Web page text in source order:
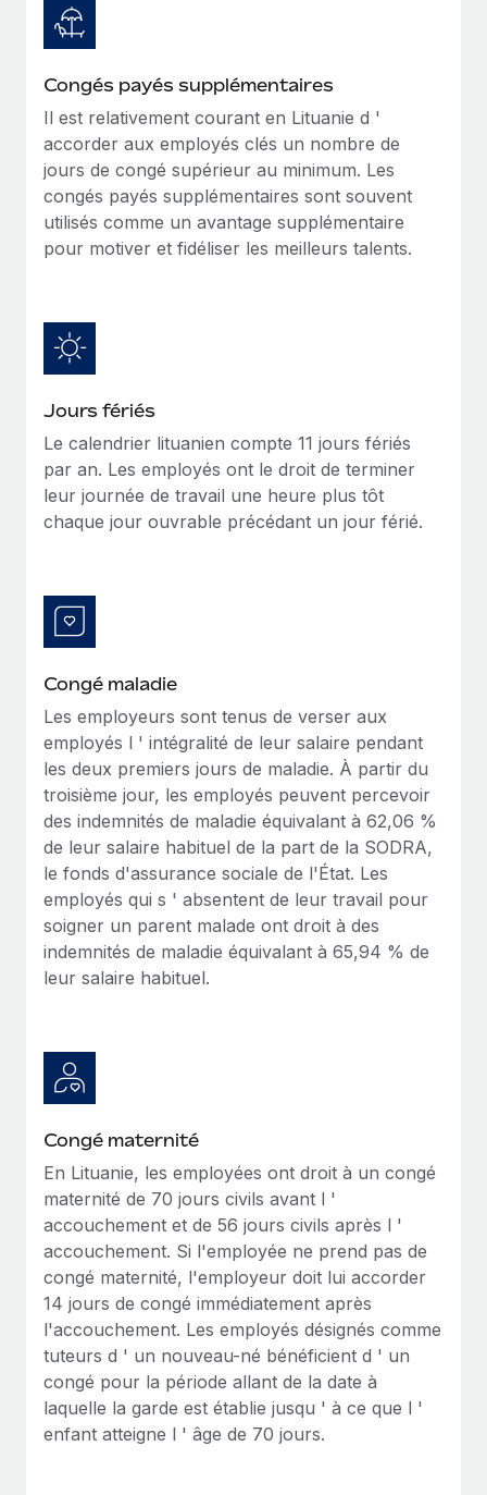
Création d’entité
conformité
Mobilité et déménagement international
Organisez facilement le déménagement de vos
employés
Avantages sociaux
Taxes
Mises à jour des produits de Remote :
Intégrations Gusto et Xero et Gestion des
freelances Plus
Remote a toujours pour mission d'aider les entreprises de
En savoir plus
Comment Phiture gère ses 55 employés
Phiture, un leader notable du conseil en matière de
croissance mobile internationale, encourage les...
En savoir plus
Congés payés supplémentaires
Il est relativement courant en Lituanie d '
accorder aux employés clés un nombre de
jours de congé supérieur au minimum. Les
congés payés supplémentaires sont souvent
utilisés comme un avantage supplémentaire
pour motiver et fidéliser les meilleurs talents.
Jours fériés
Le calendrier lituanien compte 11 jours fériés
par an. Les employés ont le droit de terminer
leur journée de travail une heure plus tôt
chaque jour ouvrable précédant un jour férié.
Congé maladie
Les employeurs sont tenus de verser aux
employés l ' intégralité de leur salaire pendant
les deux premiers jours de maladie. À partir du
troisième jour, les employés peuvent percevoir
des indemnités de maladie équivalant à 62,06 %
de leur salaire habituel de la part de la SODRA,
le fonds d'assurance sociale de l'État. Les
employés qui s ' absentent de leur travail pour
soigner un parent malade ont droit à des
indemnités de maladie équivalant à 65,94 % de
leur salaire habituel.
Congé maternité
En Lituanie, les employées ont droit à un congé
maternité de 70 jours civils avant l '
accouchement et de 56 jours civils après l '
accouchement. Si l'employée ne prend pas de
congé maternité, l'employeur doit lui accorder
14 jours de congé immédiatement après
l'accouchement. Les employés désignés comme
tuteurs d ' un nouveau-né bénéficient d ' un
congé pour la période allant de la date à
laquelle la garde est établie jusqu ' à ce que l '
enfant atteigne l ' âge de 70 jours.